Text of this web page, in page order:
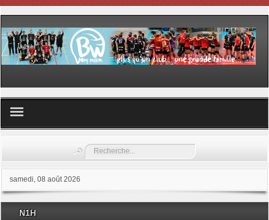
Les samedis du sport
Rechercher
samedi, 08 août 2026
N1H